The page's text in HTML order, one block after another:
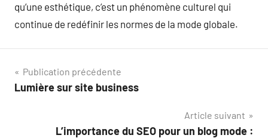
qu’une esthétique, c’est un phénomène culturel qui
continue de redéfinir les normes de la mode globale.
Navigation
de
Publication précédente
Lumière sur site business
Article suivant
L’importance du SEO pour un blog mode :